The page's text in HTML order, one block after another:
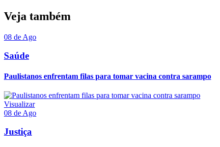
Veja também
08 de Ago
Saúde
Paulistanos enfrentam filas para tomar vacina contra sarampo
Visualizar
08 de Ago
Justiça